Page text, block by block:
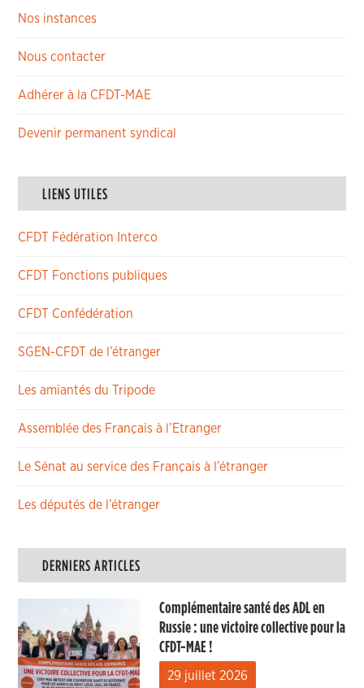
Nos instances
Nous contacter
Adhérer à la CFDT-MAE
Devenir permanent syndical
LIENS UTILES
CFDT Fédération Interco
CFDT Fonctions publiques
CFDT Confédération
SGEN-CFDT de l’étranger
Les amiantés du Tripode
Assemblée des Français à l’Etranger
Le Sénat au service des Français à l’étranger
Les députés de l’étranger
DERNIERS ARTICLES
Complémentaire santé des ADL en
Russie : une victoire collective pour la
CFDT-MAE !
29 juillet 2026